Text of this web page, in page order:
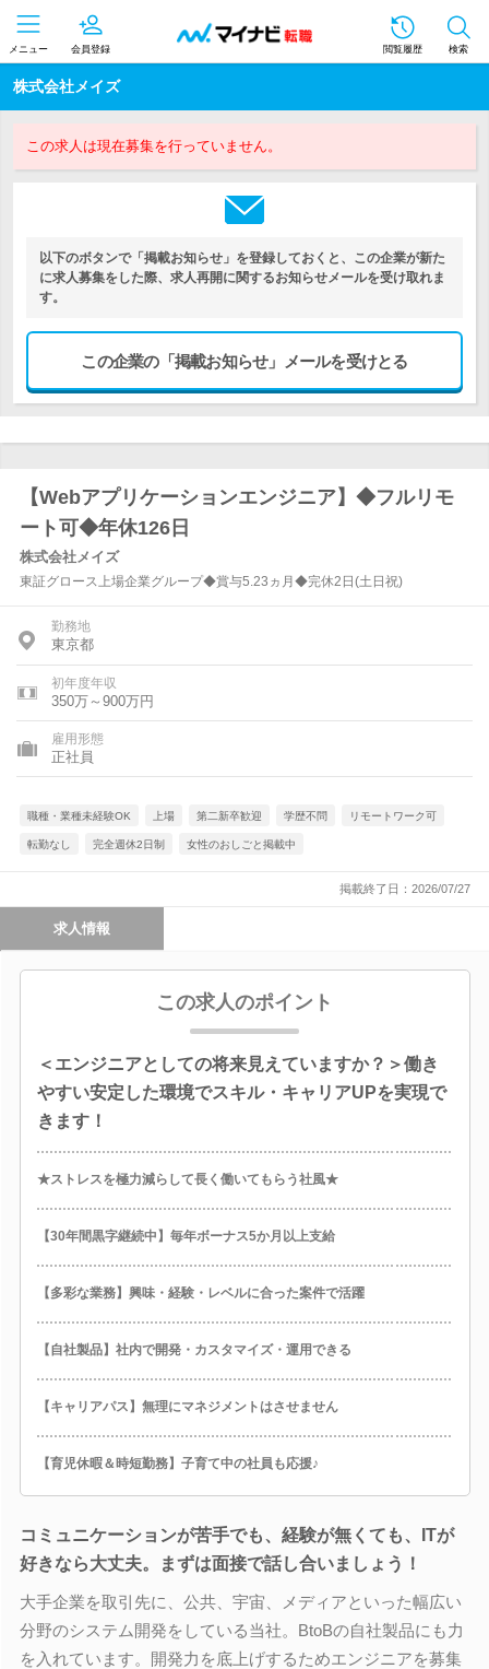
メニュー 会員登録 閲覧履歴 検索
株式会社メイズ
この求人は現在募集を行っていません。
以下のボタンで「掲載お知らせ」を登録しておくと、この企業が新た
に求人募集をした際、求人再開に関するお知らせメールを受け取れま
す。
この企業の「掲載お知らせ」メールを受けとる
【Webアプリケーションエンジニア】◆フルリモ
ート可◆年休126日
株式会社メイズ
東証グロース上場企業グループ◆賞与5.23ヵ月◆完休2日(土日祝)
勤務地
東京都
初年度年収
350万～900万円
雇用形態
正社員
職種・業種未経験OK 上場 第二新卒歓迎 学歴不問 リモートワーク可
転勤なし 完全週休2日制 女性のおしごと掲載中
掲載終了日：2026/07/27
求人情報
この求人のポイント
＜エンジニアとしての将来見えていますか？＞働き
やすい安定した環境でスキル・キャリアUPを実現で
きます！
★ストレスを極力減らして長く働いてもらう社風★
【30年間黒字継続中】毎年ボーナス5か月以上支給
【多彩な業務】興味・経験・レベルに合った案件で活躍
【自社製品】社内で開発・カスタマイズ・運用できる
【キャリアパス】無理にマネジメントはさせません
【育児休暇＆時短勤務】子育て中の社員も応援♪
コミュニケーションが苦手でも、経験が無くても、ITが
好きなら大丈夫。まずは面接で話し合いましょう！
大手企業を取引先に、公共、宇宙、メディアといった幅広い
分野のシステム開発をしている当社。BtoBの自社製品にも力
を入れています。開発力を底上げするためエンジニアを募集